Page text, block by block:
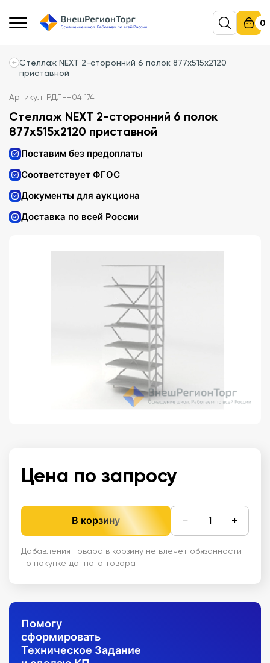
0
Стеллаж NEXT 2-сторонний 6 полок 877х515х2120
приставной
Артикул: РДЛ-Н04.174
Стеллаж NEXT 2-сторонний 6 полок
877х515х2120 приставной
Поставим без предоплаты
Соответствует ФГОС
Документы для аукциона
Доставка по всей России
Цена по запросу
В корзину − +
Добавления товара в корзину не влечет обязанности
по покупке данного товара
Помогу
сформировать
Техническое Задание